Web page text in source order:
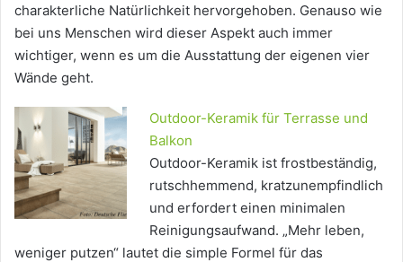
charakterliche Natürlichkeit hervorgehoben. Genauso wie
bei uns Menschen wird dieser Aspekt auch immer
wichtiger, wenn es um die Ausstattung der eigenen vier
Wände geht.
Outdoor-Keramik für Terrasse und
Balkon
Outdoor-Keramik ist frostbeständig,
rutschhemmend, kratzunempfindlich
und erfordert einen minimalen
Reinigungsaufwand. „Mehr leben,
weniger putzen“ lautet die simple Formel für das